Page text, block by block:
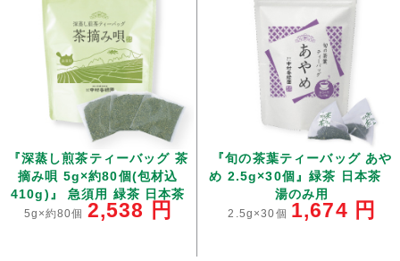
『深蒸し煎茶ティーバッグ 茶
摘み唄 5g×約80個(包材込
410g)』 急須用 緑茶 日本茶
5g×約80個 2,538 円
『旬の茶葉ティーバッグ あや
め 2.5g×30個』緑茶 日本茶
湯のみ用
2.5g×30個 1,674 円